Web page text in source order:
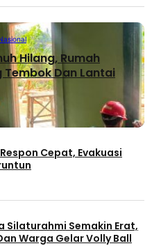
Hilang, Rumah
Tembok Dan Lantai
Cepat, Evakuasi
Silaturahmi Semakin Erat,
Warga Gelar Volly Ball